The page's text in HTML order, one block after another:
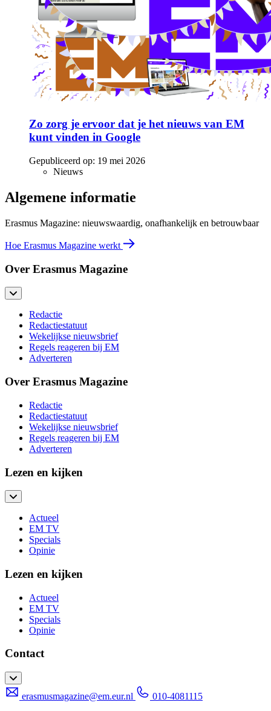
Zo zorg je ervoor dat je het nieuws van EM
kunt vinden in Google
Gepubliceerd op: 19 mei 2026
Nieuws
Algemene informatie
Erasmus Magazine: nieuwswaardig, onafhankelijk en betrouwbaar
Hoe Erasmus Magazine werkt
Over Erasmus Magazine
Redactie
Redactiestatuut
Wekelijkse nieuwsbrief
Regels reageren bij EM
Adverteren
Over Erasmus Magazine
Redactie
Redactiestatuut
Wekelijkse nieuwsbrief
Regels reageren bij EM
Adverteren
Lezen en kijken
Actueel
EM TV
Specials
Opinie
Lezen en kijken
Actueel
EM TV
Specials
Opinie
Contact
erasmusmagazine@em.eur.nl
010-4081115